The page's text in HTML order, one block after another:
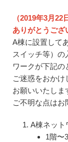
（2019年3月
ありがとうござ
A棟に設置して
スイッチ等）の
ワークが下記の
ご迷惑をおかけ
お願いいたしま
ご不明な点はお
A棟ネット
1階〜